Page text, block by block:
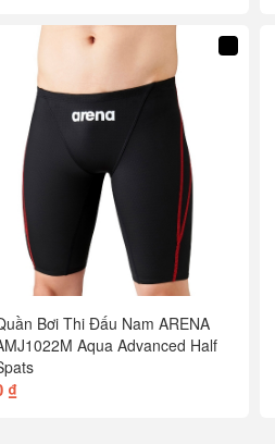
Bơi Thi Đấu Nam ARENA
Aqua Advanced Half
₫